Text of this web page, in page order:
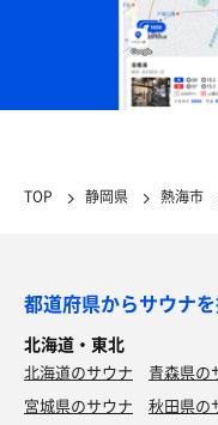
TOP 静岡県 熱海市
都道府県からサウナ
北海道・東北
北海道のサウナ 青森県の
宮城県のサウナ
秋田県の